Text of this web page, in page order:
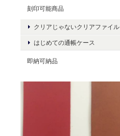
刻印可能商品
クリアじゃないクリアファイル
はじめての通帳ケース
即納可納品